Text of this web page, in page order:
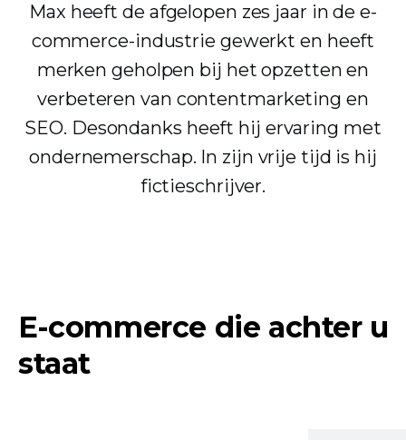
Max heeft de afgelopen zes jaar in de e-
commerce-industrie gewerkt en heeft
merken geholpen bij het opzetten en
verbeteren van contentmarketing en
SEO. Desondanks heeft hij ervaring met
ondernemerschap. In zijn vrije tijd is hij
fictieschrijver.
E-commerce die achter u
staat